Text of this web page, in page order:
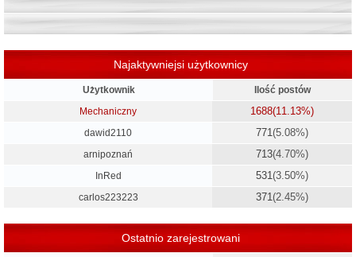
Najaktywniejsi użytkownicy
Użytkownik
Ilość postów
Mechaniczny
1688(11.13%)
dawid2110 771(5.08%)
arnipoznań 713(4.70%)
InRed 531(3.50%)
carlos223223 371(2.45%)
Ostatnio zarejestrowani